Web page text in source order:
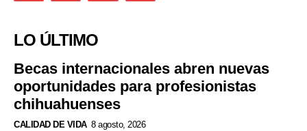
LO ÚLTIMO
Becas internacionales abren nuevas
oportunidades para profesionistas
chihuahuenses
CALIDAD DE VIDA 8 agosto, 2026